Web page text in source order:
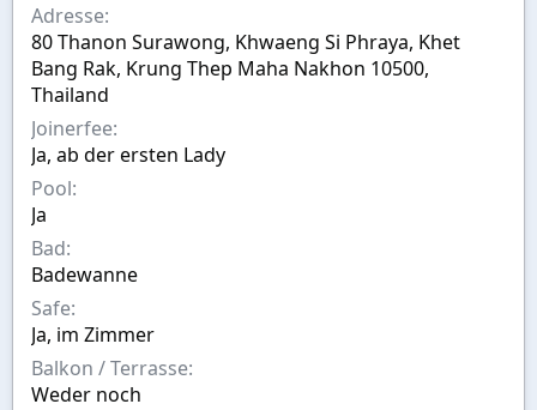
e
l
l
t
o
n
h
l
w
o
Adresse
80 Thanon Surawong, Khwaeng Si Phraya, Khet
Bang Rak, Krung Thep Maha Nakhon 10500,
Thailand
Joinerfee
Ja, ab der ersten Lady
Pool
Ja
Bad
Badewanne
Safe
Ja, im Zimmer
Balkon / Terrasse
Weder noch